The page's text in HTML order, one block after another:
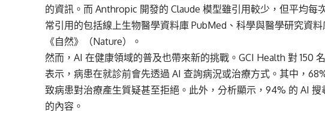
的資訊。而 Anthropic 開發的 Claude 模型雖引用較少，但平均每
常引用的包括線上生物醫學資料庫 PubMed、科學與醫學研究資
《自然》（Nature）。
然而，AI 在健康領域的普及也帶來新的挑戰。GCI Health 對 150
表示，病患在就診前會先透過 AI 查詢病況或治療方式。其中，
致病患對治療產生質疑甚至拒絕。此外，分析顯示，94% 的 AI
的內容。